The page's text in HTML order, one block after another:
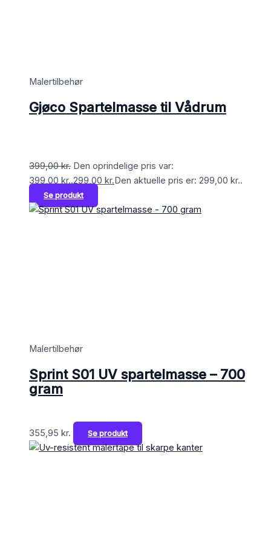
Malertilbehør
Gjøco Spartelmasse til Vådrum
399,00kr. Den oprindelige pris var:
399,00 kr..299,00 kr.Den aktuelle pris er: 299,00 kr..
Se produkt
Malertilbehør
Sprint S01 UV spartelmasse – 700
gram
355,95 kr. Se produkt